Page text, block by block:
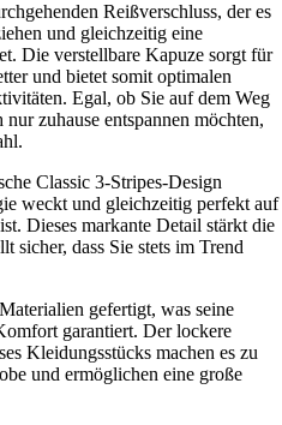
Reißverschluss, der es
und gleichzeitig eine
Die verstellbare Kapuze sorgt für
und bietet somit optimalen
Egal, ob Sie auf dem Weg
zuhause entspannen möchten,
Classic 3-Stripes-Design
weckt und gleichzeitig perfekt auf
Dieses markante Detail stärkt die
sicher, dass Sie stets im Trend
gefertigt, was seine
garantiert. Der lockere
Kleidungsstücks machen es zu
und ermöglichen eine große